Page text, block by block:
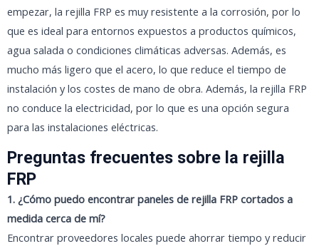
empezar, la rejilla FRP es muy resistente a la corrosión, por lo
que es ideal para entornos expuestos a productos químicos,
agua salada o condiciones climáticas adversas. Además, es
mucho más ligero que el acero, lo que reduce el tiempo de
instalación y los costes de mano de obra. Además, la rejilla FRP
no conduce la electricidad, por lo que es una opción segura
para las instalaciones eléctricas.
Preguntas frecuentes sobre la rejilla
FRP
1. ¿Cómo puedo encontrar paneles de rejilla FRP cortados a
medida cerca de mí?
Encontrar proveedores locales puede ahorrar tiempo y reducir